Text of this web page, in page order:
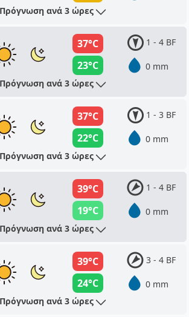
Πρόγνωση ανά 3 ώρες
37°C
23°C
1 - 4 BF
0 mm
Πρόγνωση ανά 3 ώρες
37°C
22°C
1 - 3 BF
0 mm
Πρόγνωση ανά 3 ώρες
39°C
19°C
1 - 4 BF
0 mm
Πρόγνωση ανά 3 ώρες
39°C
24°C
3 - 4 BF
0 mm
Πρόγνωση ανά 3 ώρες